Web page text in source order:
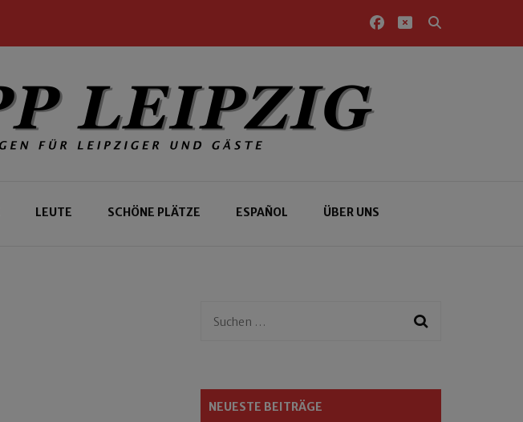
LEUTE SCHÖNE PLÄTZE ESPAÑOL ÜBER UNS
Suchen
NEUESTE BEITRÄGE